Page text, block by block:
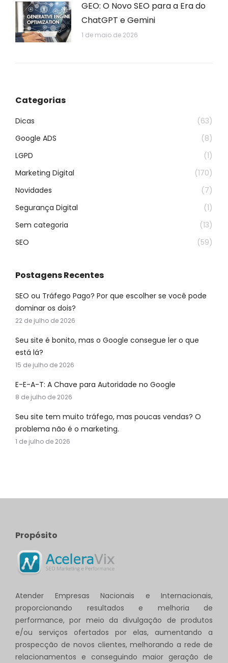
GEO: O Novo SEO para a Era do
ChatGPT e Gemini
1 de maio de 2026
Categorias
Dicas
(63)
Google ADS
(8)
LGPD
(1)
Marketing Digital
(170)
Novidades
(7)
Segurança Digital
(1)
Sem categoria
(13)
SEO
(59)
Postagens Recentes
SEO ou Tráfego Pago? Por que escolher se você pode
dominar os dois?
22 de julho de 2026
Seu site é bonito, mas o Google consegue ler o que
está lá?
15 de julho de 2026
E-E-A-T: A Chave para Autoridade no Google
8 de julho de 2026
Seu site tem muito tráfego, mas poucas vendas? O
problema não é o marketing.
1 de julho de 2026
Propósito
Atender Empresas Nacionais e Internacionais,
proporcionando resultados e melhoria de
performance, por meio da divulgação de produtos
e/ou serviços ofertados por elas, aumentando a
prospecção de novos clientes, melhorando a rede de
relacionamentos e conseguindo maior geração de